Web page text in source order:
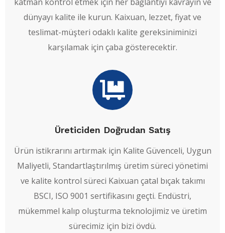
dünyayı kalite ile kurun. Kaixuan, lezzet, fiyat ve
teslimat-müşteri odaklı kalite gereksiniminizi
karşılamak için çaba gösterecektir.
Üreticiden Doğrudan Satış
Ürün istikrarını artırmak için Kalite Güvenceli, Uygun
Maliyetli, Standartlaştırılmış üretim süreci yönetimi
ve kalite kontrol süreci Kaixuan çatal bıçak takımı
BSCI, ISO 9001 sertifikasını geçti. Endüstri,
mükemmel kalıp oluşturma teknolojimiz ve üretim
sürecimiz için bizi övdü.